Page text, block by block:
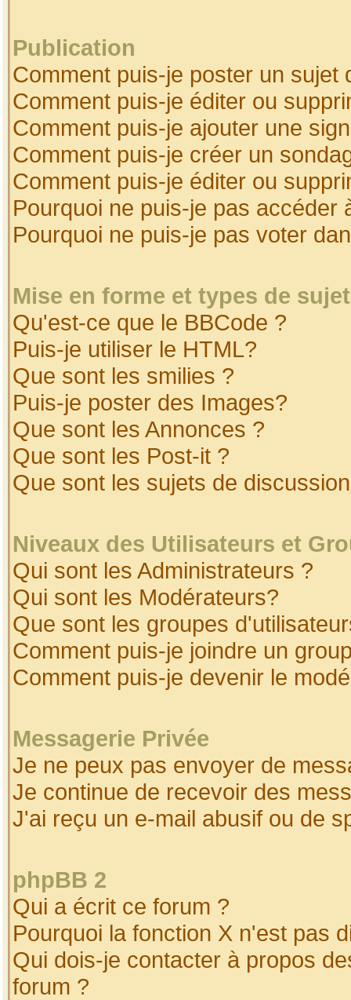
Publication
Comment puis-je poster un sujet
Comment puis-je éditer ou
Comment puis-je ajouter une
Comment puis-je créer un
Comment puis-je éditer ou
Pourquoi ne puis-je pas accéder
Pourquoi ne puis-je pas voter
Mise en forme et types de
Qu'est-ce que le BBCode ?
Puis-je utiliser le HTML?
Que sont les smilies ?
Puis-je poster des Images?
Que sont les Annonces ?
Que sont les Post-it ?
Que sont les sujets de
Niveaux des Utilisateurs et
Qui sont les Administrateurs ?
Qui sont les Modérateurs?
Que sont les groupes
Comment puis-je joindre un
Comment puis-je devenir le
Messagerie Privée
Je ne peux pas envoyer de
Je continue de recevoir des
J'ai reçu un e-mail abusif ou de
phpBB 2
Qui a écrit ce forum ?
Pourquoi la fonction X n'est pas
Qui dois-je contacter à propos
forum ?